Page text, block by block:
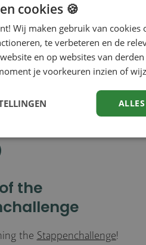
Korein Kinderopvang in
Brink'. This daycare
and stimulating
children while
colleagues in combining
life, in a sustainable and
environment.
the
the Stappenchallenge!
cookies 🍪
Wij maken gebruik van cookies
te verbeteren en de
en op websites van derden
je voorkeuren inzien of